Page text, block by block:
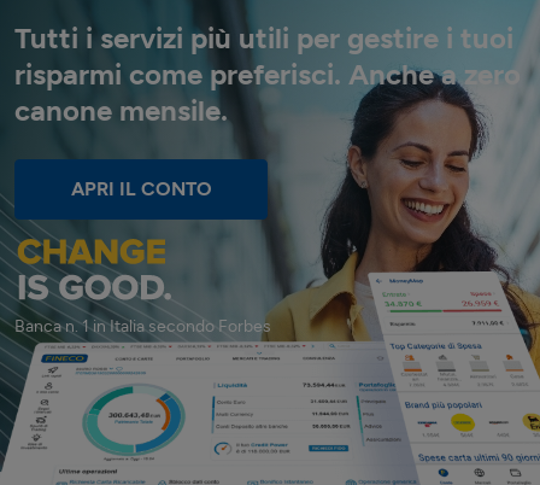
Tutti i servizi più utili per gestire i tuoi
risparmi come preferisci. Anche a zero
canone mensile.
APRI IL CONTO
Banca n. 1 in Italia secondo Forbes